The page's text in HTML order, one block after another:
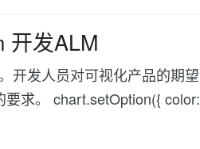
开发ALM
开发人员对可视化产品的期望
求。 chart.setOption({ color: